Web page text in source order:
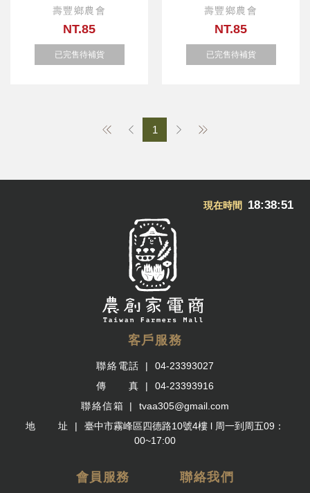
壽豐鄉農會
NT.85
已完售待補貨
壽豐鄉農會
NT.85
已完售待補貨
1
現在時間 18:38:52
客戶服務
聯絡電話
04-23393027
傳 真
04-23393916
聯絡信箱
tvaa305@gmail.com
地 址
臺中市霧峰區四德路10號4樓 l 周一到周五09：
00~17:00
會員服務 聯絡我們